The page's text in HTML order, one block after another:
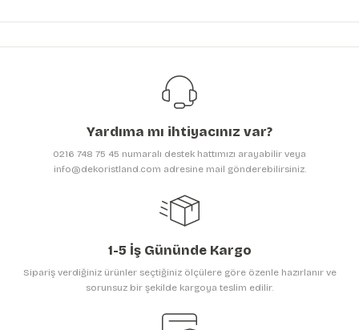
yetersiz gördüğünüz noktaları öneri formunu kullanarak tarafımıza
Görüş ve önerileriniz için teşekkür ederiz.
Ürün resmi kalitesiz, bozuk veya görüntülenemiyor.
Ürün bilgilerinde hatalar bulunuyor.
Gönder
Yardıma mı ihtiyacınız var?
0216 748 75 45 numaralı destek hattımızı arayabilir veya
info@dekoristland.com adresine mail gönderebilirsiniz.
1-5 İş Gününde Kargo
Sipariş verdiğiniz ürünler seçtiğiniz ölçülere göre özenle hazırlanır ve
sorunsuz bir şekilde kargoya teslim edilir.